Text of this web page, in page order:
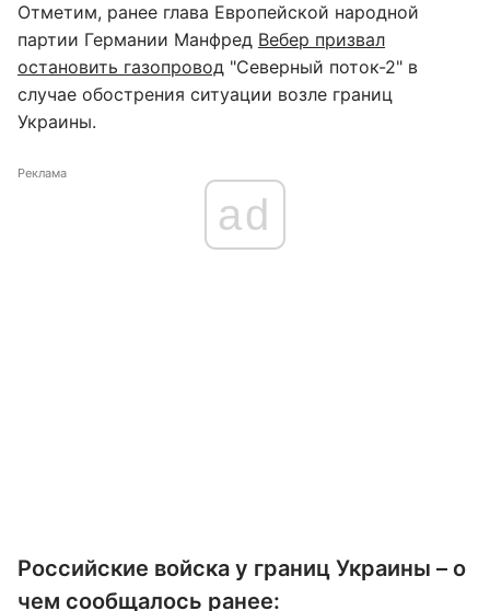
Отметим, ранее глава Европейской народной
партии Германии Манфред Вебер призвал
остановить газопровод "Северный поток-2" в
случае обострения ситуации возле границ
Украины.
Реклама
ad
Российские войска у границ Украины – о
чем сообщалось ранее: